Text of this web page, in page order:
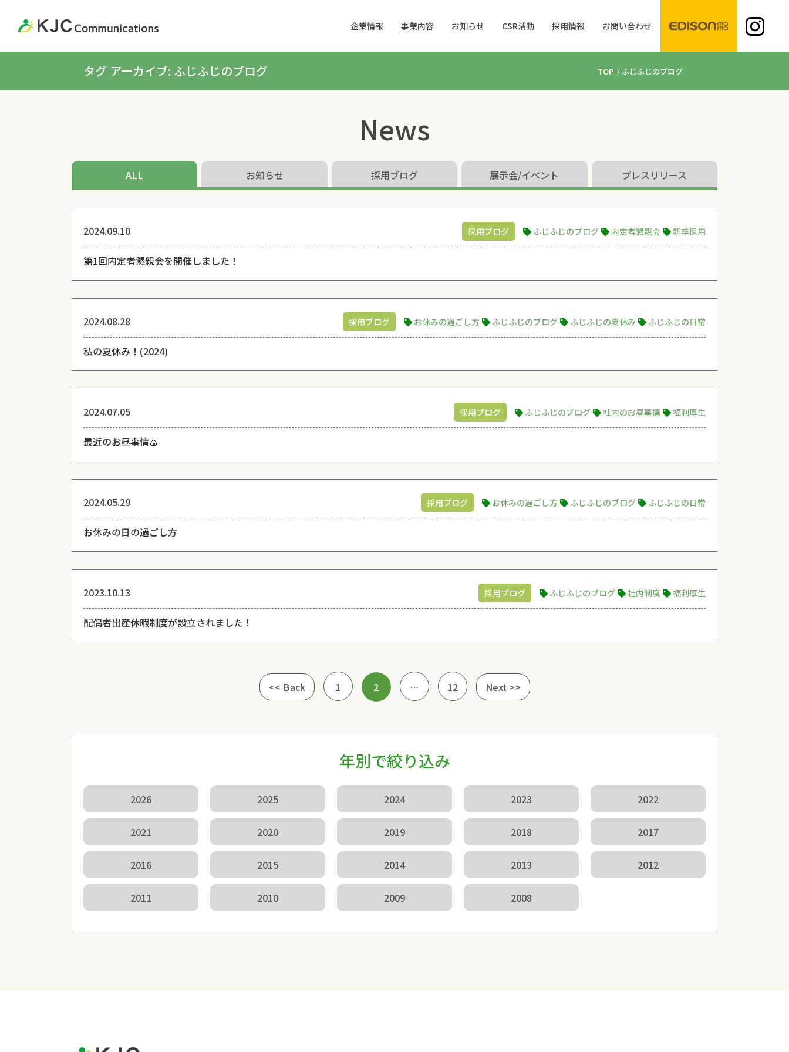
企業情報 事業内容 お知らせ CSR活動 採用情報 お問い合わせ
タグ アーカイブ: ふじふじのブログ TOP /ふじふじのブログ
News
ALL お知らせ 採用ブログ 展示会/イベント プレスリリース
2024.09.10 採用ブログ ふじふじのブログ 内定者懇親会 新卒採用
第1回内定者懇親会を開催しました！
2024.08.28 採用ブログ お休みの過ごし方 ふじふじのブログ ふじふじの夏休み ふじふじの日常
私の夏休み！(2024)
2024.07.05 採用ブログ ふじふじのブログ 社内のお昼事情 福利厚生
最近のお昼事情🍙
2024.05.29 採用ブログ お休みの過ごし方 ふじふじのブログ ふじふじの日常
お休みの日の過ごし方
2023.10.13 採用ブログ ふじふじのブログ 社内制度 福利厚生
配偶者出産休暇制度が設立されました！
<< Back 1 2 … 12 Next >>
年別で絞り込み
2026 2025 2024 2023 2022
2021 2020 2019 2018 2017
2016 2015 2014 2013 2012
2011 2010 2009 2008